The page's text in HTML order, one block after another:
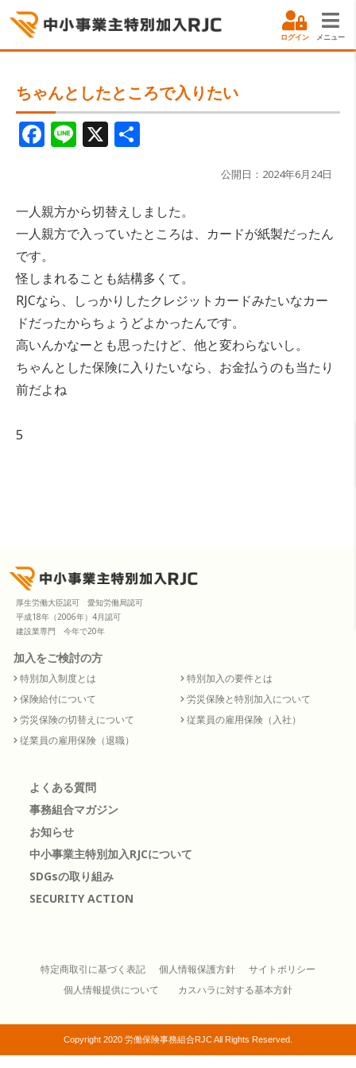
ログイン メニュー
ちゃんとしたところで入りたい
F
a
e
b
o
o
k
Li
n
X
公開日：2024年6月24日
一人親方から切替えしました。
一人親方で入っていたところは、カードが紙製だったん
です。
怪しまれることも結構多くて。
RJCなら、しっかりしたクレジットカードみたいなカー
ドだったからちょうどよかったんです。
高いんかなーとも思ったけど、他と変わらないし。
ちゃんとした保険に入りたいなら、お金払うのも当たり
前だよね
5
厚生労働大臣認可 愛知労働局認可
平成18年（2006年）4月認可
建設業専門 今年で20年
加入をご検討の方
特別加入制度とは
特別加入の要件とは
保険給付について
労災保険と特別加入について
労災保険の切替えについて
従業員の雇用保険（入社）
従業員の雇用保険（退職）
よくある質問
事務組合マガジン
お知らせ
中小事業主特別加入RJCについて
SDGsの取り組み
SECURITY ACTION
特定商取引に基づく表記 個人情報保護方針
サイトポリシー
個人情報提供について
カスハラに対する基本方針
Copyright 2020 労働保険事務組合RJC All Rights Reserved.